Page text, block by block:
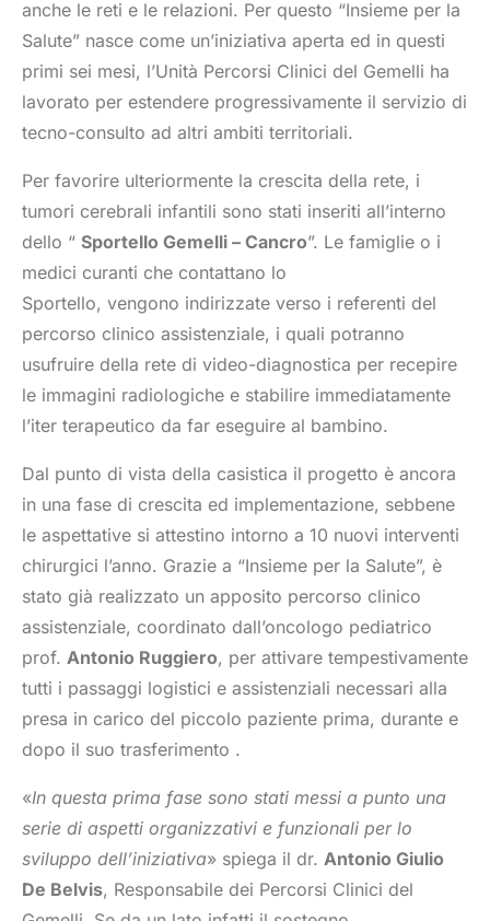
anche le reti e le relazioni. Per questo “Insieme per la
Salute” nasce come un’iniziativa aperta ed in questi
primi sei mesi, l’Unità Percorsi Clinici del Gemelli ha
lavorato per estendere progressivamente il servizio di
tecno-consulto ad altri ambiti territoriali.
Per favorire ulteriormente la crescita della rete, i
tumori cerebrali infantili sono stati inseriti all’interno
dello “ Sportello Gemelli – Cancro”. Le famiglie o i
medici curanti che contattano lo
Sportello, vengono indirizzate verso i referenti del
percorso clinico assistenziale, i quali potranno
usufruire della rete di video-diagnostica per recepire
le immagini radiologiche e stabilire immediatamente
l’iter terapeutico da far eseguire al bambino.
Dal punto di vista della casistica il progetto è ancora
in una fase di crescita ed implementazione, sebbene
le aspettative si attestino intorno a 10 nuovi interventi
chirurgici l’anno. Grazie a “Insieme per la Salute”, è
stato già realizzato un apposito percorso clinico
assistenziale, coordinato dall’oncologo pediatrico
prof. Antonio Ruggiero, per attivare tempestivamente
tutti i passaggi logistici e assistenziali necessari alla
presa in carico del piccolo paziente prima, durante e
dopo il suo trasferimento .
«In questa prima fase sono stati messi a punto una
serie di aspetti organizzativi e funzionali per lo
sviluppo dell’iniziativa» spiega il dr. Antonio Giulio
De Belvis, Responsabile dei Percorsi Clinici del